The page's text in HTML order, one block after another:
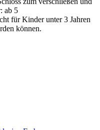
ab 5
für Kinder unter 3 Jahren
können.